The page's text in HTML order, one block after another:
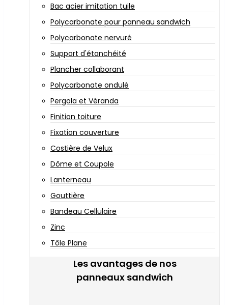
Bac acier imitation tuile
Polycarbonate pour panneau sandwich
Polycarbonate nervuré
Support d'étanchéité
Plancher collaborant
Polycarbonate ondulé
Pergola et Véranda
Finition toiture
Fixation couverture
Costière de Velux
Dôme et Coupole
Lanterneau
Gouttière
Bandeau Cellulaire
Zinc
Tôle Plane
Les avantages de nos
panneaux sandwich